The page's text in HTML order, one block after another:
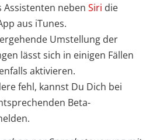
Assistenten neben Siri die
aus iTunes.
Umstellung der
lässt sich in einigen Fällen
aktivieren.
fehl, kannst Du Dich bei
Beta-